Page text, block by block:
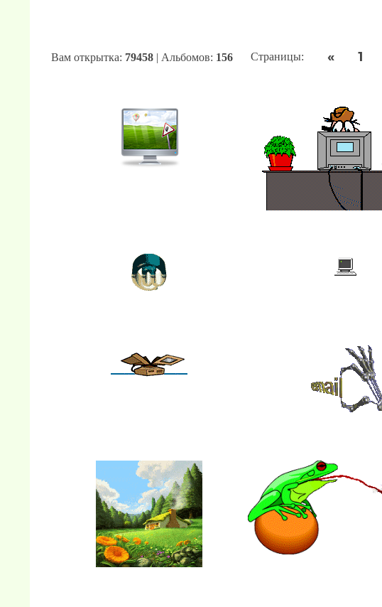
Вам открытка: 79458 | Альбомов: 156 Страницы: « 1